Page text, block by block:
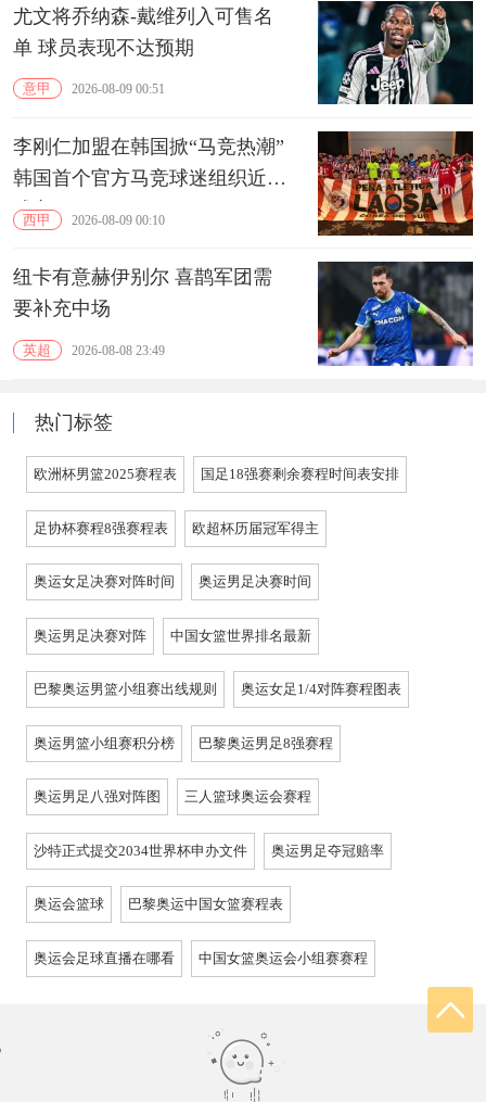
尤文将乔纳森-戴维列入可售名
单 球员表现不达预期
意甲 2026-08-09 00:51
李刚仁加盟在韩国掀“马竞热潮”
韩国首个官方马竞球迷组织近期
成立
西甲 2026-08-09 00:10
纽卡有意赫伊别尔 喜鹊军团需
要补充中场
英超 2026-08-08 23:49
热门标签
欧洲杯男篮2025赛程表 国足18强赛剩余赛程时间表安排
足协杯赛程8强赛程表 欧超杯历届冠军得主
奥运女足决赛对阵时间 奥运男足决赛时间
奥运男足决赛对阵 中国女篮世界排名最新
巴黎奥运男篮小组赛出线规则 奥运女足1/4对阵赛程图表
奥运男篮小组赛积分榜 巴黎奥运男足8强赛程
奥运男足八强对阵图 三人篮球奥运会赛程
沙特正式提交2034世界杯申办文件 奥运男足夺冠赔率
奥运会篮球 巴黎奥运中国女篮赛程表
奥运会足球直播在哪看 中国女篮奥运会小组赛赛程